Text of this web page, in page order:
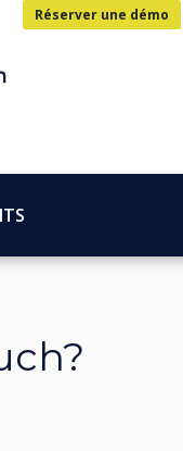
Réserver une démo